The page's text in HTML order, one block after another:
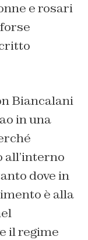
e rosari
Biancalani
in una
dove in
è alla
il regime